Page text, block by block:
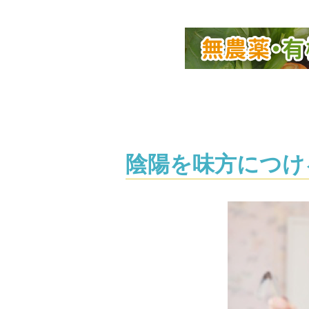
陰陽を味方につ